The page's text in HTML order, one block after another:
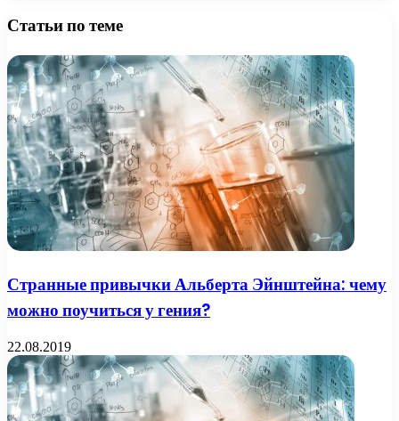
Статьи по теме
Странные привычки Альберта Эйнштейна: чему
можно поучиться у гения?
22.08.2019